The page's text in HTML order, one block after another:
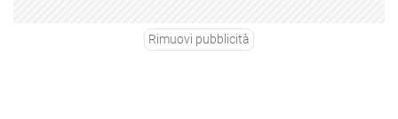
Rimuovi pubblicità